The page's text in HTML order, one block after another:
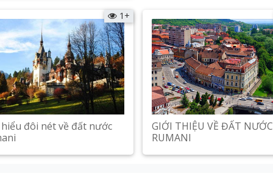
1+
đôi nét về đất nước
Xem chi tiết
GIỚI THIỆU VỀ ĐẤT NƯỚC
RUMANI
Xem chi tiết